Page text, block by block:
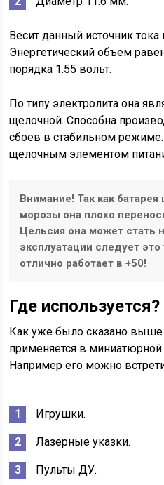
Весит данный источник
Энергетический объем
порядка 1.55 вольт.
По типу электролита она
щелочной. Способна
сбоев в стабильном
щелочным элементом
Внимание! Так как
морозы она плохо
Цельсия она может стать
эксплуатации следует
отлично работает в +50!
Где используется?
Как уже было сказано
применяется в миниатюрной
Например его можно
Игрушки.
Лазерные указки.
Пульты ДУ.